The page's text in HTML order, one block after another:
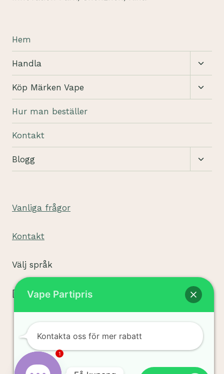
Hem
Handla
Växla
Köp Märken Vape
Växla
Hur man beställer
Kontakt
Blogg
Växla
Vanliga frågor
Kontakt
Välj språk
[tpe widget="select2/tpw_select2.php"]
Användarvillkor
Integritetspolicy
© 2026 sigvape.com -
WordPress Theme by
Vape Partipris
Kontakta oss för mer rabatt
1